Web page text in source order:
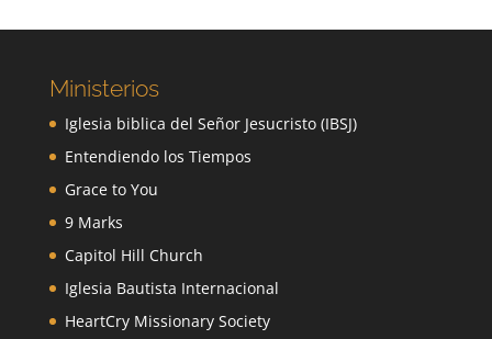
Ministerios
Iglesia biblica del Señor Jesucristo (IBSJ)
Entendiendo los Tiempos
Grace to You
9 Marks
Capitol Hill Church
Iglesia Bautista Internacional
HeartCry Missionary Society